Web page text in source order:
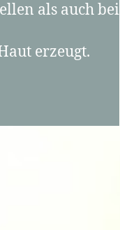
als auch bei
erzeugt.